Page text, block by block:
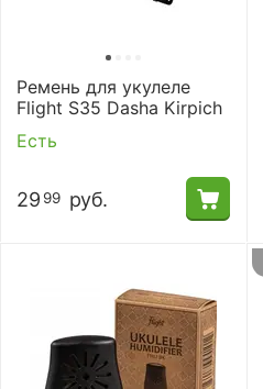
Ремень для укулеле
Flight S35 Dasha Kirpich
Есть
29 99 руб.